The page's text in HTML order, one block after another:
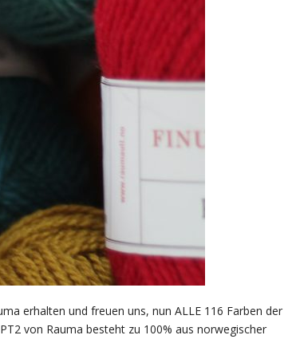
erhalten und freuen uns, nun ALLE 116 Farben der
von Rauma besteht zu 100% aus norwegischer